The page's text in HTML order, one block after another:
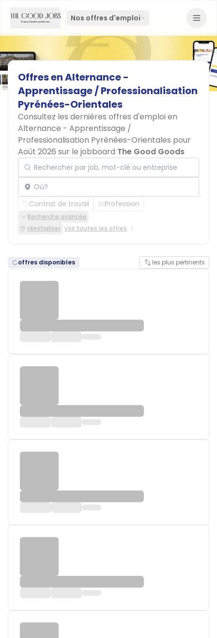
Nos offres d'emploi
OffresenAlternance-
Apprentissage/Professionalisation
Pyrénées-Orientales
Consultez les dernières offres d'emploi en
Alternance - Apprentissage /
Professionalisation Pyrénées-Orientales pour
Août 2026 sur le jobboard The Good Goods
Rechercher par job, mot-clé ou entreprise
Localisation
Contrat de travail Profession
Recherche avancée
réinitialiser voir toutes les offres
offres disponibles les plus pertinents